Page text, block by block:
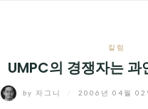
칼럼
UMPC의 경쟁자는 과
by 자그니 2006년 04월 02